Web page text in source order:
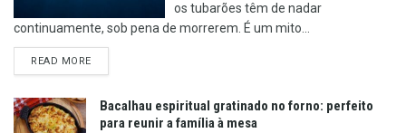
os tubarões têm de nadar
continuamente, sob pena de morrerem. É um mito...
READ MOREDETAILS
Bacalhau espiritual gratinado no forno: perfeito
para reunir a família à mesa